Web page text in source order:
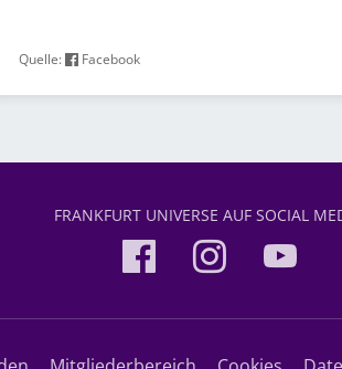
Quelle: Facebook
FRANKFURT UNIVERSE AUF SOCIAL